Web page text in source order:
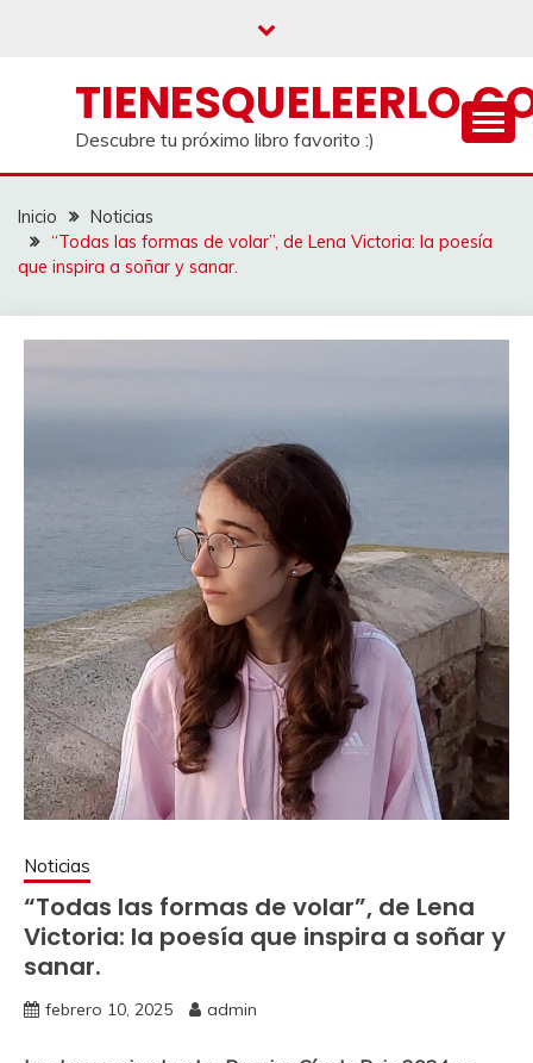
Descubre tu próximo libro favorito :)
Inicio
Noticias
“Todas las formas de volar”, de Lena Victoria: la poesía
que inspira a soñar y sanar.
Noticias
“Todas las formas de volar”, de Lena
Victoria: la poesía que inspira a soñar y
sanar.
febrero 10, 2025 admin